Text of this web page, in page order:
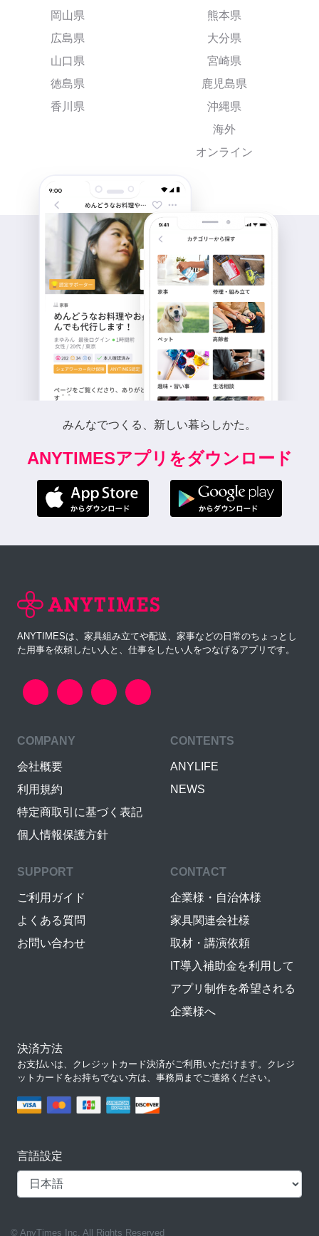
岡山県
広島県
山口県
徳島県
香川県
熊本県
大分県
宮崎県
鹿児島県
沖縄県
海外
オンライン
みんなでつくる、新しい暮らしかた。
ANYTIMESアプリをダウンロード
ANYTIMESは、家具組み立てや配送、家事などの日常のちょっとし
た用事を依頼したい人と、仕事をしたい人をつなげるアプリです。
COMPANY
会社概要
利用規約
特定商取引に基づく表記
個人情報保護方針
CONTENTS
ANYLIFE
NEWS
SUPPORT
ご利用ガイド
よくある質問
お問い合わせ
CONTACT
企業様・自治体様
家具関連会社様
取材・講演依頼
IT導入補助金を利用して
アプリ制作を希望される
企業様へ
決済方法
お支払いは、クレジットカード決済がご利用いただけます。クレジ
ットカードをお持ちでない方は、事務局までご連絡ください。
言語設定
© AnyTimes Inc. All Rights Reserved